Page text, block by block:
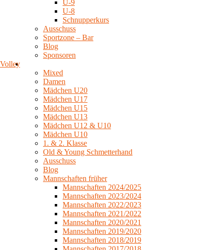
U-9
U-8
Schnupperkurs
Ausschuss
Sportzone – Bar
Blog
Sponsoren
Volley
Mixed
Damen
Mädchen U20
Mädchen U17
Mädchen U15
Mädchen U13
Mädchen U12 & U10
Mädchen U10
1. & 2. Klasse
Old & Young Schmetterhand
Ausschuss
Blog
Mannschaften früher
Mannschaften 2024/2025
Mannschaften 2023/2024
Mannschaften 2022/2023
Mannschaften 2021/2022
Mannschaften 2020/2021
Mannschaften 2019/2020
Mannschaften 2018/2019